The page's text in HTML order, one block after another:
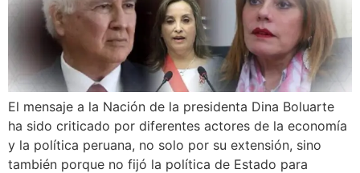
El mensaje a la Nación de la presidenta Dina Boluarte
ha sido criticado por diferentes actores de la economía
y la política peruana, no solo por su extensión, sino
también porque no fijó la política de Estado para